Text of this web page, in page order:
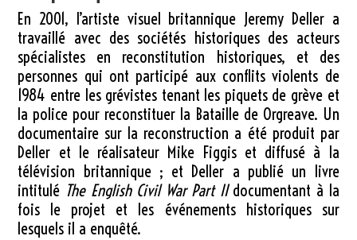
En 2001, l’artiste visuel britannique Jeremy Deller a
travaillé avec des sociétés historiques des acteurs
spécialistes en reconstitution historiques, et des
personnes qui ont participé aux conflits violents de
1984 entre les grévistes tenant les piquets de grève et
la police pour reconstituer la Bataille de Orgreave. Un
documentaire sur la reconstruction a été produit par
Deller et le réalisateur Mike Figgis et diffusé à la
télévision britannique ; et Deller a publié un livre
intitulé The English Civil War Part IIdocumentant à la
fois le projet et les événements historiques sur
lesquels il a enquêté.